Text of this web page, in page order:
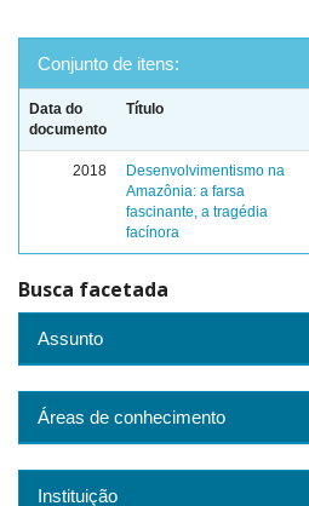
Conjunto de itens:
Data do
documento
Título
2018
Desenvolvimentismo na
Amazônia: a farsa
fascinante, a tragédia
facínora
Busca facetada
Assunto
Áreas de conhecimento
Instituição